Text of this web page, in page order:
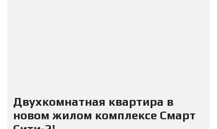
Двухкомнатная квартира в
новом жилом комплексе Смарт